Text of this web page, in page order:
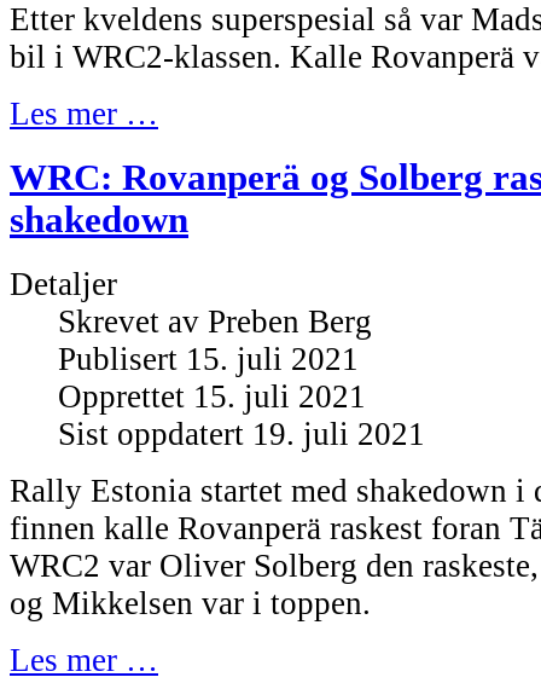
Etter kveldens superspesial så var
bil i WRC2-klassen. Kalle Rovanperä
Les mer …
WRC: Rovanperä og Solberg
shakedown
Detaljer
Skrevet av Preben Berg
Publisert 15. juli 2021
Opprettet 15. juli 2021
Sist oppdatert 19. juli 2021
Rally Estonia startet med shakedown i
finnen kalle Rovanperä raskest foran
WRC2 var Oliver Solberg den
og Mikkelsen var i toppen.
Les mer …